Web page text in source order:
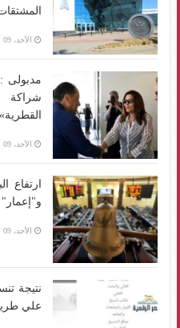
الأحد، 09 أغسطس 2026 11:36 ص
مدبولى
شراكة
القطرية»
الأحد، 09 أغسطس 2026 10:58 ص
ارتفاع
و"إعمار" تحقق
الأحد، 09 أغسطس 2026 10:52 ص
علي